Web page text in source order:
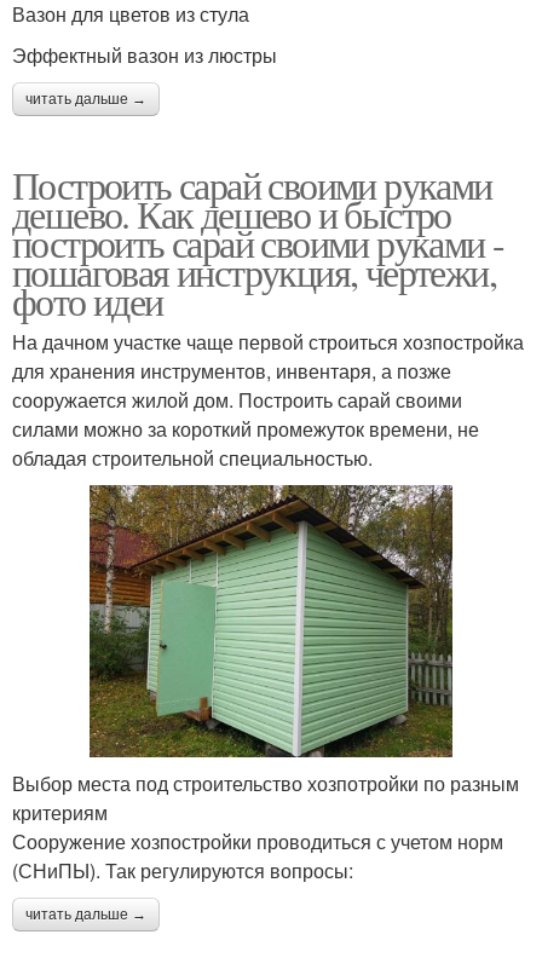
Вазон для цветов из стула
Эффектный вазон из люстры
читать дальше →
Построить сарай своими руками
дешево. Как дешево и быстро
построить сарай своими руками -
пошаговая инструкция, чертежи,
фото идеи
На дачном участке чаще первой строиться хозпостройка
для хранения инструментов, инвентаря, а позже
сооружается жилой дом. Построить сарай своими
силами можно за короткий промежуток времени, не
обладая строительной специальностью.
Выбор места под строительство хозпотройки по разным
критериям
Сооружение хозпостройки проводиться с учетом норм
(СНиПЫ). Так регулируются вопросы:
читать дальше →